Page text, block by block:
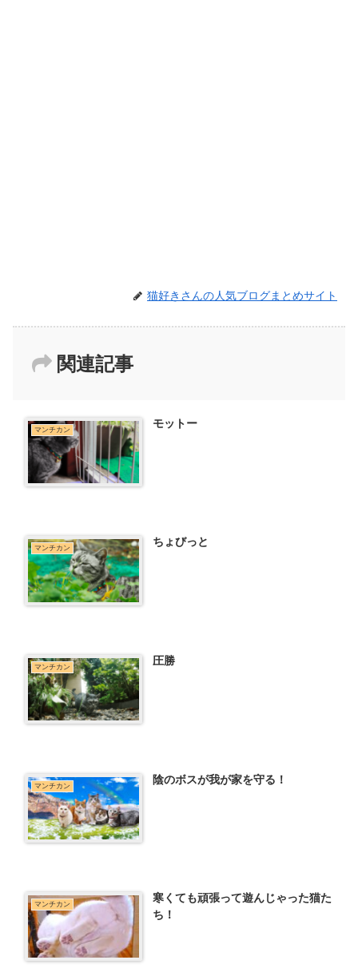
猫好きさんの人気ブログまとめサイト
関連記事
マンチカン モットー
マンチカン ちょびっと
マンチカン 圧勝
マンチカン 陰のボスが我が家を守る！
マンチカン
寒くても頑張って遊んじゃった猫た
ち！